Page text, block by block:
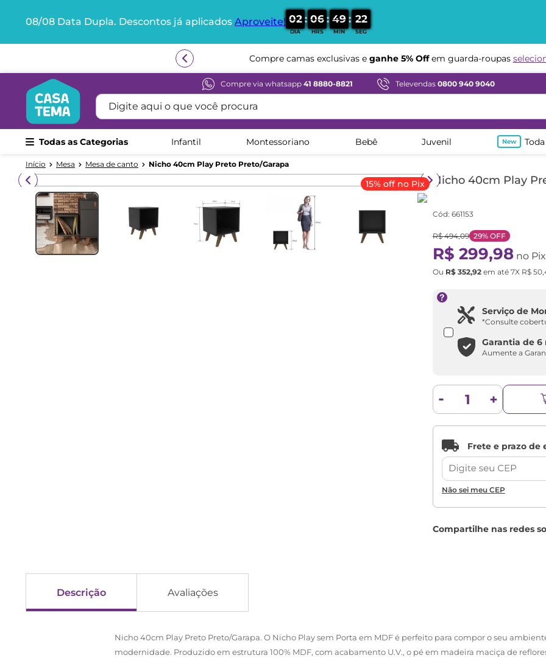
08/08 Data Dupla. Descontos já aplicados Aproveite! 02
DIA
: 06
HRS
: 49
MIN
: 20
SEG
Compre camas exclusivas e ganhe 5% Off em guarda-roupas
Compre em ate 12x sem juros
Compre via whatsapp 41 8880-8821 Televendas 0800 940 9040
Digite aqui o que você procura
Todas as Categorias Infantil Montessoriano Bebê Juvenil
Mesa Mesa de canto Nicho 40cm Play Preto Preto/Garapa
15% off no Pix Nicho 40cm Play
Cód: 661153
R$ 494,09 29%OFF
R$ 299,98no Pix
Ou R$ 352,92em até 7X R$ 50,
Serviço de
*Consulte
Garantia de6
Aumente a
Não sei meu CEP
Descrição Avaliações
Nicho 40cm Play Preto Preto/Garapa. O Nicho Play sem Porta em MDF é perfeito para compor o seu
modernidade. Produzido em estrutura 100% MDF, com acabamento U.V., o pé em madeira maciça de
Termos mais buscados
guarda roupa
aria
bicama
escrivaninha
treliche
º
berço
cama infantil
petit
cama solteiro